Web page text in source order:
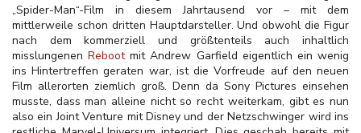
„Spider-Man“-Film in diesem Jahrtausend vor – mit dem
mittlerweile schon dritten Hauptdarsteller. Und obwohl die Figur
nach dem kommerziell und größtenteils auch inhaltlich
misslungenenRebootmit Andrew Garfield eigentlich ein wenig
ins Hintertreffen geraten war, ist die Vorfreude auf den neuen
Film allerorten ziemlich groß. Denn da Sony Pictures einsehen
musste, dass man alleine nicht so recht weiterkam, gibt es nun
also ein Joint Venture mit Disney und der Netzschwinger wird ins